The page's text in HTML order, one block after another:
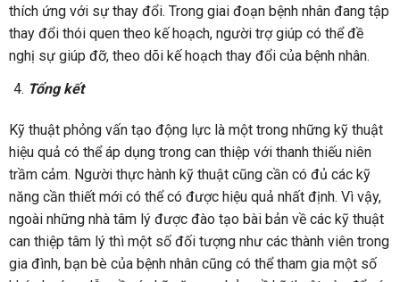
thích ứng với sự thay đổi. Trong giai đoạn bệnh nhân đang tập
thay đổi thói quen theo kế hoạch, người trợ giúp có thể đề
nghị sự giúp đỡ, theo dõi kế hoạch thay đổi của bệnh nhân.
Tổng kết
Kỹ thuật phỏng vấn tạo động lực là một trong những kỹ thuật
hiệu quả có thể áp dụng trong can thiệp với thanh thiếu niên
trầm cảm. Người thực hành kỹ thuật cũng cần có đủ các kỹ
năng cần thiết mới có thể có được hiệu quả nhất định. Vì vậy,
ngoài những nhà tâm lý được đào tạo bài bản về các kỹ thuật
can thiệp tâm lý thì một số đối tượng như các thành viên trong
gia đình, bạn bè của bệnh nhân cũng có thể tham gia một số